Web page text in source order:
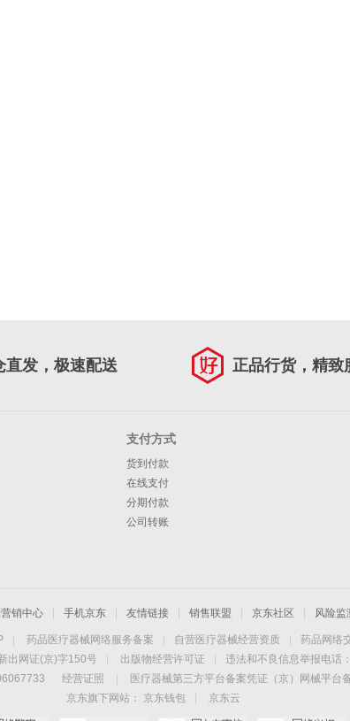
直发，极速配送 正品行货，精致
支付方式
货到付款
在线支付
分期付款
公司转账
营销中心 手机京东 友情链接 销售联盟 京东社区 风险监
药品医疗器械网络服务备案 自营医疗器械经营资质 药品网络
出网证(京)字150号
出版物经营许可证
违法和不良信息举报电话
经营证照 医疗器械第三方平台备案凭证（京）网械平台
京东旗下网站：
京东钱包
京东云